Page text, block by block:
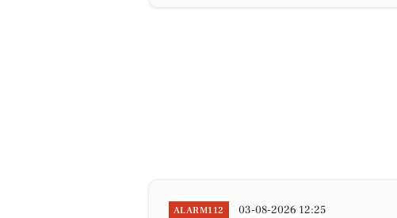
ALARM112 03-08-2026 12:25